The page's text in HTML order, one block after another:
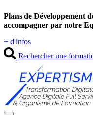
au
contenu
Plans de Développement
accompagner par notre
+ d'infos
Rechercher une